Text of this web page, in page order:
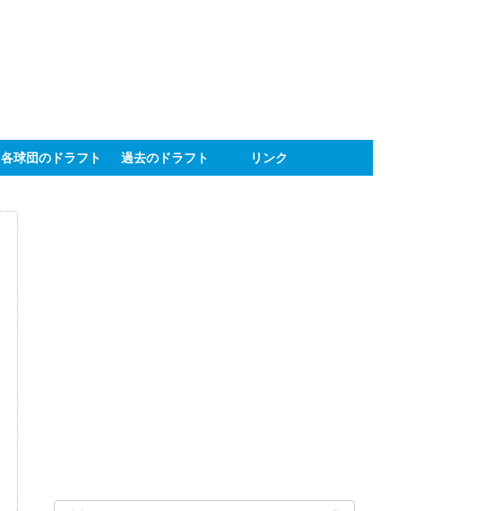
各球団のドラフト 過去のドラフト リンク